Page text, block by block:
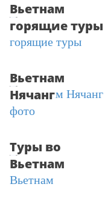
Вьетнам
горящие туры
Вьетнам
Нячанг
Туры во
Вьетнам